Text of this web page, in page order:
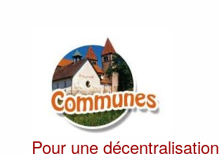
Pour une décentralisation